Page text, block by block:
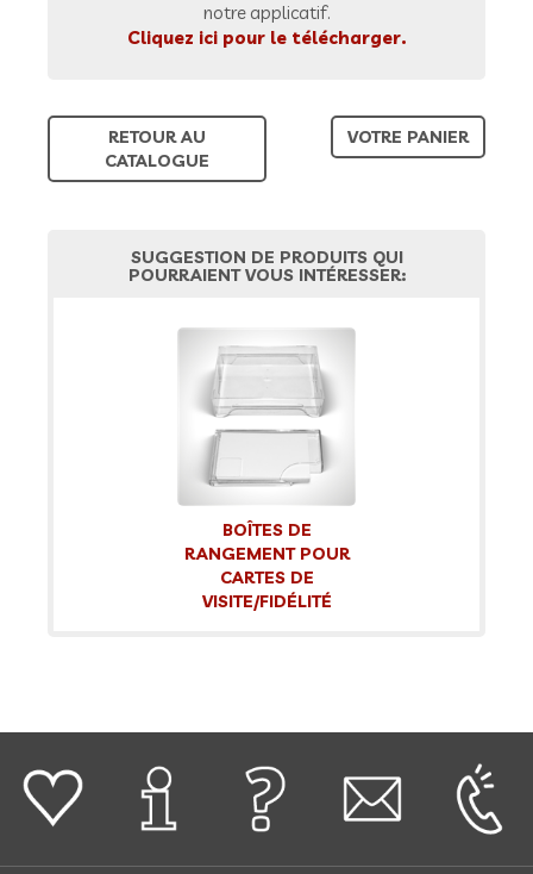
notre applicatif.
Cliquez ici pour le télécharger.
RETOUR AU
CATALOGUE
VOTRE PANIER
SUGGESTION DE PRODUITS QUI
POURRAIENT VOUS INTÉRESSER:
BOÎTES DE
RANGEMENT POUR
CARTES DE
VISITE/FIDÉLITÉ